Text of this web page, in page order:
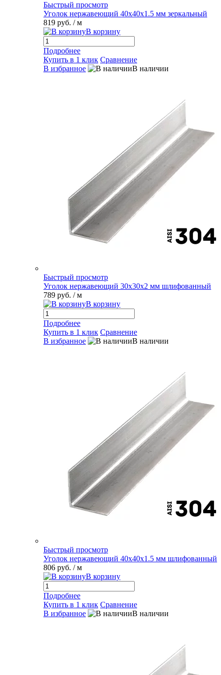
Быстрый просмотр
Уголок нержавеющий 40х40х1.5 мм зеркальный
819 руб. / м
В корзину
Подробнее
Купить в 1 клик Сравнение
В избранное
В наличии
Быстрый просмотр
Уголок нержавеющий 30х30х2 мм шлифованный
789 руб. / м
В корзину
Подробнее
Купить в 1 клик Сравнение
В избранное
В наличии
Быстрый просмотр
Уголок нержавеющий 40х40х1.5 мм шлифованный
806 руб. / м
В корзину
Подробнее
Купить в 1 клик Сравнение
В избранное
В наличии